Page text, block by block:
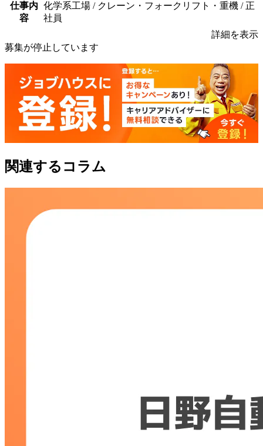
仕事内
容
化学系工場 / クレーン・フォークリフト・重機 / 正
社員
詳細を表示
募集が停止しています
関連するコラム